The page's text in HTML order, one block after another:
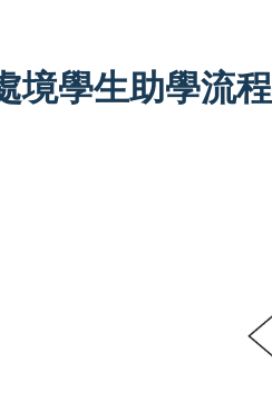
境學生助學流程